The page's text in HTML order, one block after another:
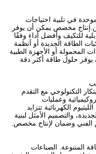
في تلبية احتياجات
مخصص يمكن أن يوفر
للتكيف وأفضل أداء وفقًا
الطاقة الجديدة أو أنظمة
المحمولة أو الأجهزة الطبية
يوفر حلول طاقة أكثر دقة
التكنولوجي مع التقدم
وعمليات
الكهربائية تتزايد
والتصميم الأمثل لبنية
الفني وضمان لإنتاج مخصص.
المتنوعة. الصناعات